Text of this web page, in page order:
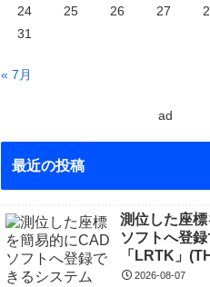
24
25 26 27
31
« 7月
ad
最近の投稿
測位した座
ソフトへ登
「LRTK」
2026-08-07